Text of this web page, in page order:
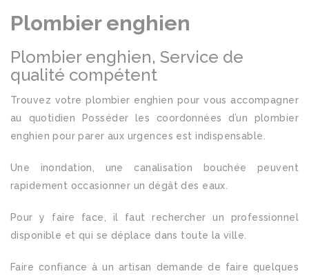
Plombier enghien
Plombier enghien, Service de
qualité compétent
Trouvez votre plombier enghien pour vous accompagner
au quotidien Posséder les coordonnées d’un plombier
enghien pour parer aux urgences est indispensable.
Une inondation, une canalisation bouchée peuvent
rapidement occasionner un dégât des eaux.
Pour y faire face, il faut rechercher un professionnel
disponible et qui se déplace dans toute la ville.
Faire confiance à un artisan demande de faire quelques